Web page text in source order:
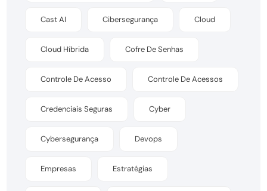
Cast AI Cibersegurança Cloud
Cloud Híbrida Cofre De Senhas
Controle De Acesso Controle De Acessos
Credenciais Seguras Cyber
Cybersegurança Devops
Empresas Estratégias